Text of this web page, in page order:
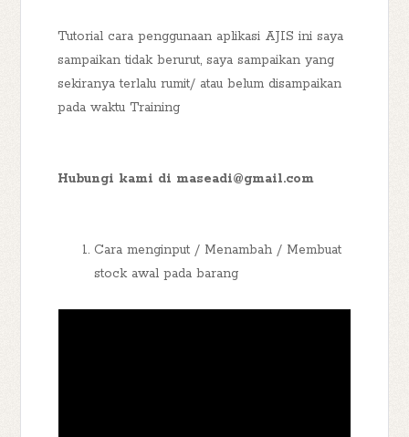
Tutorial cara penggunaan aplikasi AJIS ini saya
sampaikan tidak berurut, saya sampaikan yang
sekiranya terlalu rumit/ atau belum disampaikan
pada waktu Training
Hubungi kami di maseadi@gmail.com
Cara menginput / Menambah / Membuat
stock awal pada barang